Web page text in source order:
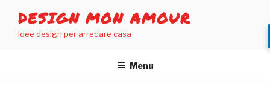
contenuto
DESIGN MON AMOUR
Idee design per arredare casa
Menu